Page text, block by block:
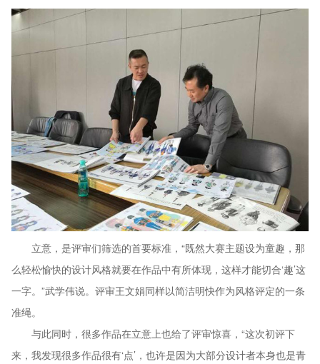
立意，是评审们筛选的首要标准，“既然大赛主题设为童趣，那
么轻松愉快的设计风格就要在作品中有所体现，这样才能切合‘趣’这
一字。”武学伟说。评审王文娟同样以简洁明快作为风格评定的一条
准绳。
与此同时，很多作品在立意上也给了评审惊喜，“这次初评下
来，我发现很多作品很有‘点’，也许是因为大部分设计者本身也是青